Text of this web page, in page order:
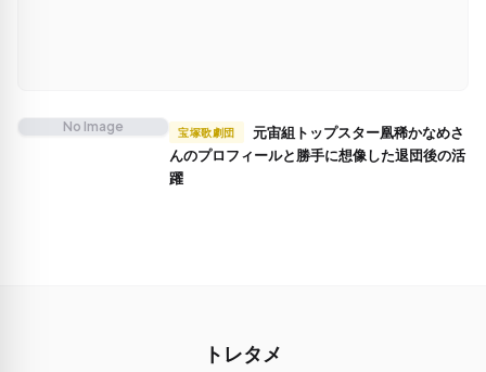
No Image 宝塚歌劇団
んのプロフィールと勝手に想像した退団後の活
躍
トレタメ